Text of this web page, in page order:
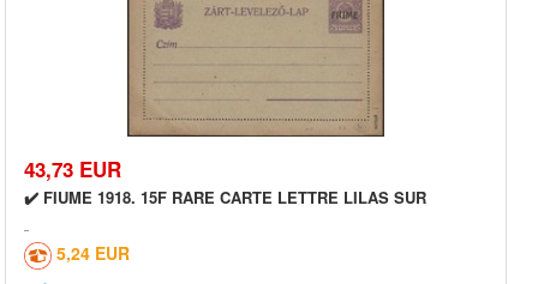
43,73 EUR
✔️ FIUME 1918. 15F RARE CARTE LETTRE LILAS SUR
5,24 EUR